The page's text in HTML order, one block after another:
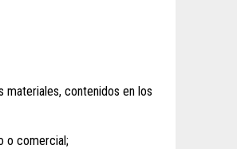
materiales, contenidos en los
o comercial;